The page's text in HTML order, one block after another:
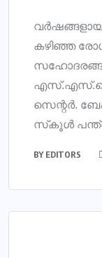
വര്‍ഷങ്ങളായി
കഴിഞ്ഞ
സെന്റര്‍.
സ്‌കൂള്‍
BY EDITORS